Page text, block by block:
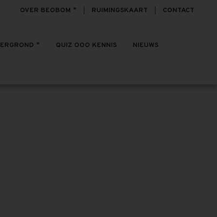
OVER BEOBOM RUIMINGSKAART CONTACT
QUIZ OOO KENNIS NIEUWS